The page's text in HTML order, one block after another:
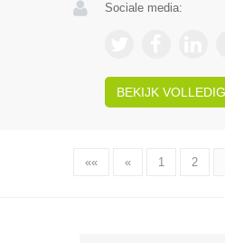
Sociale media:
BEKIJK
«« « 1 2